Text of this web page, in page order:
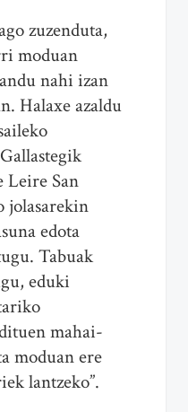
zuzenduta,
moduan
nahi izan
Halaxe azaldu
Leire San
jolasarekin
edota
Tabuak
eduki
mahai-
moduan ere
lantzeko”.